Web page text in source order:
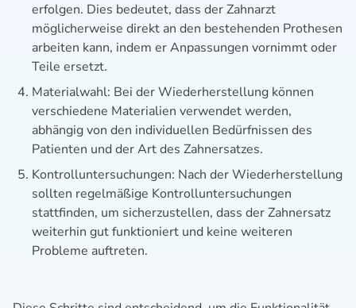
erfolgen. Dies bedeutet, dass der Zahnarzt
möglicherweise direkt an den bestehenden Prothesen
arbeiten kann, indem er Anpassungen vornimmt oder
Teile ersetzt.
Materialwahl: Bei der Wiederherstellung können
verschiedene Materialien verwendet werden,
abhängig von den individuellen Bedürfnissen des
Patienten und der Art des Zahnersatzes.
Kontrolluntersuchungen: Nach der Wiederherstellung
sollten regelmäßige Kontrolluntersuchungen
stattfinden, um sicherzustellen, dass der Zahnersatz
weiterhin gut funktioniert und keine weiteren
Probleme auftreten.